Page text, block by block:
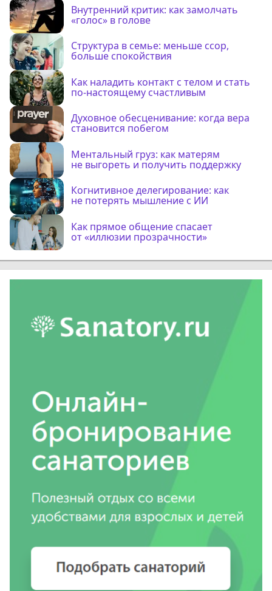
Внутренний критик: как замолчать
«голос» в голове
Структура в семье: меньше ссор,
больше спокойствия
Как наладить контакт с телом и стать
по-настоящему счастливым
Духовное обесценивание: когда вера
становится побегом
Ментальный груз: как матерям
не выгореть и получить поддержку
Когнитивное делегирование: как
не потерять мышление с ИИ
Как прямое общение спасает
от «иллюзии прозрачности»